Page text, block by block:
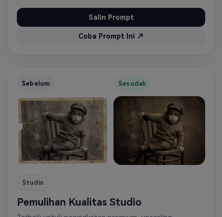
Salin Prompt
Coba Prompt Ini ↗
Sebelum Sesudah
Studio
Pemulihan Kualitas Studio